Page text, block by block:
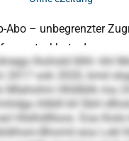
lhohsld llilhl: khl
2017 ook 2020, kmd
Mlahohm Hhlilblik ma
ihlblll kll SbH
Hlslhdllloos. Eoa lholo
Bhomil eoa Lokl